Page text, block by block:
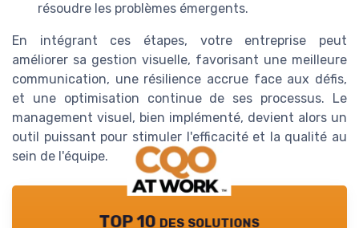
résoudre les problèmes émergents.
En intégrant ces étapes, votre entreprise peut
améliorer sa gestion visuelle, favorisant une meilleure
communication, une résilience accrue face aux défis,
et une optimisation continue de ses processus. Le
management visuel, bien implémenté, devient alors un
outil puissant pour stimuler l'efficacité et la qualité au
sein de l'équipe.
TOP 10 des solutions